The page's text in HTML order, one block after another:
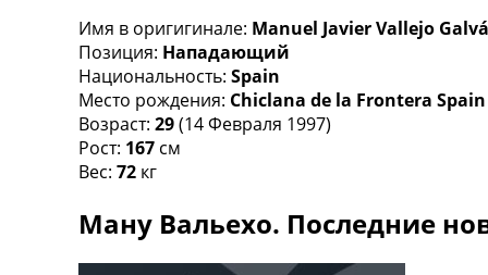
Таблицы групп Чемпионата Мира
Украина. Премьер-Лига
Украина. Первая Лига
Лига Чемпионов. Таблицы групп
Англия. Премьер-Лига
Испания. Ла Лига
Рейтинг стран УЕФА
Рейтинг клубов УЕФА
Рейтинг ФИФА
Имя в оригигинале: Manuel Javier Vallejo
Позиция: Нападающий
Национальность: Spain
Место рождения: Chiclana de la Frontera Spain
Возраст: 29(14 Февраля 1997)
Рост: 167 см
Вес: 72 кг
Ману Вальехо. Последние